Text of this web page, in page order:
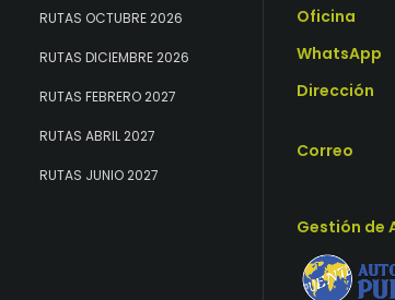
RUTAS OCTUBRE 2026
RUTAS DICIEMBRE 2026
RUTAS FEBRERO 2027
RUTAS ABRIL 2027
RUTAS JUNIO 2027
Oficina
WhatsApp
Dirección
Correo
Gestión de